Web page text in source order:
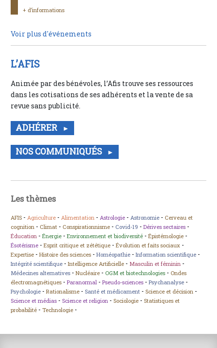
+ d’informations
Voir plus d'événements
L’AFIS
Animée par des bénévoles, l’Afis trouve ses ressources
dans les cotisations de ses adhérents et la vente de sa
revue sans publicité.
ADHÉRER
NOS COMMUNIQUÉS
Les thèmes
AFIS - Agriculture - Alimentation - Astrologie - Astronomie - Cerveau et
cognition - Climat - Conspirationnisme - Covid-19 -Dérives sectaires -
Éducation -Énergie -Environnement et biodiversité -Épistémologie -
Ésotérisme -Esprit critique et zététique -Évolution et faits sociaux -
Expertise -Histoire des sciences -Homéopathie -Information scientifique -
Intégrité scientifique -Intelligence Artificielle - Masculin et féminin -
Médecines alternatives -Nucléaire - OGM et biotechnologies - Ondes
électromagnétiques -Paranormal -Pseudo-sciences -Psychanalyse -
Psychologie -Rationalisme - Santé et médicament -Science et décision -
Science et médias -Science et religion -Sociologie -Statistiques et
probabilité -Technologie -